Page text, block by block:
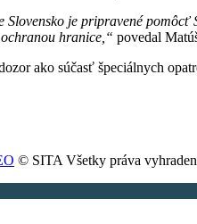
je pripravené pomôcť
hranice,“ povedal
ako súčasť špeciálnych
© SITA Všetky práva